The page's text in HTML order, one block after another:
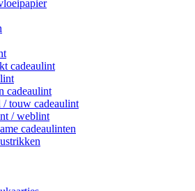
cadeaulint
cadeaulint
touw cadeaulint
/ weblint
cadeaulinten